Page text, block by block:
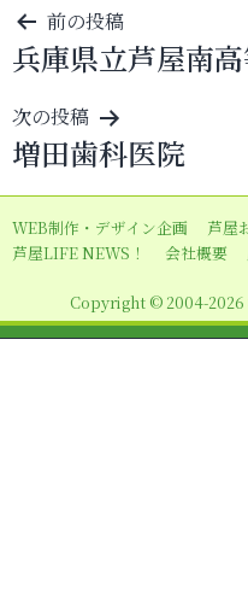
投
稿
ナ
ビ
ゲ
ー
シ
ン
前の投稿
兵庫県立芦屋南
次の投稿
増田歯科医院
WEB制作・デザイン企画 芦屋
芦屋LIFE NEWS！
会社概要
Copyright © 2004-